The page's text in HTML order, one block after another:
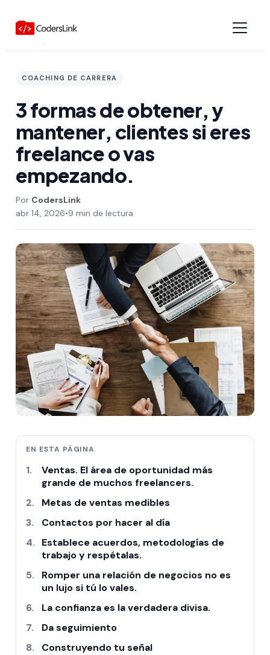
COACHING DE CARRERA
3 formas de obtener, y
mantener, clientes si eres
freelance o vas
empezando.
CodersLink
abr 14, 2026•9 min de lectura
EN ESTA PÁGINA
Ventas. El área de oportunidad más
grande de muchos freelancers.
Metas de ventas medibles
Contactos por hacer al día
Establece acuerdos, metodologías de
trabajo y respétalas.
Romper una relación de negocios no es
un lujo si tú lo vales.
La confianza es la verdadera divisa.
Da seguimiento
Construyendo tu señal